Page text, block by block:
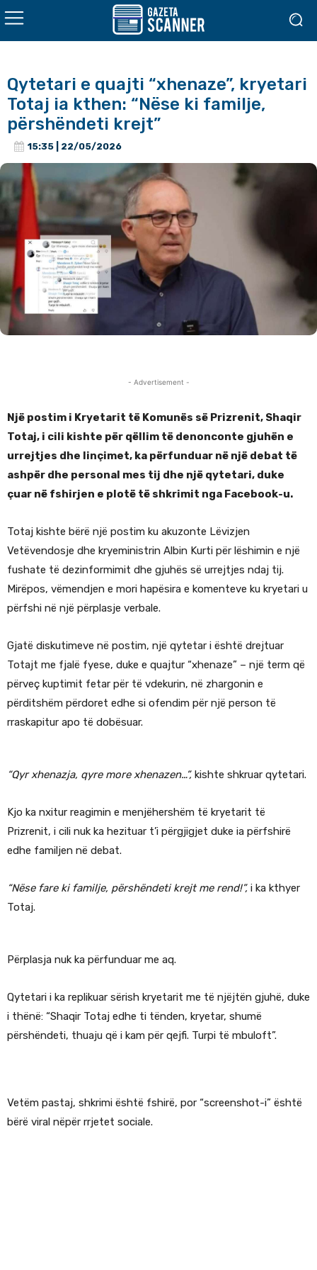
Qytetari e quajti “xhenaze”, kryetari
Totaj ia kthen: “Nëse ki familje,
përshëndeti krejt”
15:35 | 22/05/2026
- Advertisement -
Një postim i Kryetarit të Komunës së Prizrenit, Shaqir
Totaj, i cili kishte për qëllim të denonconte gjuhën e
urrejtjes dhe linçimet, ka përfunduar në një debat të
ashpër dhe personal mes tij dhe një qytetari, duke
çuar në fshirjen e plotë të shkrimit nga Facebook-u.
Totaj kishte bërë një postim ku akuzonte Lëvizjen
Vetëvendosje dhe kryeministrin Albin Kurti për lëshimin e një
fushate të dezinformimit dhe gjuhës së urrejtjes ndaj tij.
Mirëpos, vëmendjen e mori hapësira e komenteve ku kryetari u
përfshi në një përplasje verbale.
Gjatë diskutimeve në postim, një qytetar i është drejtuar
Totajt me fjalë fyese, duke e quajtur “xhenaze” – një term që
përveç kuptimit fetar për të vdekurin, në zhargonin e
përditshëm përdoret edhe si ofendim për një person të
rraskapitur apo të dobësuar.
“Qyr xhenazja, qyre more xhenazen…”, kishte shkruar qytetari.
Kjo ka nxitur reagimin e menjëhershëm të kryetarit të
Prizrenit, i cili nuk ka hezituar t’i përgjigjet duke ia përfshirë
edhe familjen në debat.
“Nëse fare ki familje, përshëndeti krejt me rend!”, i ka kthyer
Totaj.
Përplasja nuk ka përfunduar me aq.
Qytetari i ka replikuar sërish kryetarit me të njëjtën gjuhë, duke
i thënë: “Shaqir Totaj edhe ti tënden, kryetar, shumë
përshëndeti, thuaju që i kam për qejfi. Turpi të mbuloft”.
Vetëm pastaj, shkrimi është fshirë, por “screenshot-i” është
bërë viral nëpër rrjetet sociale.